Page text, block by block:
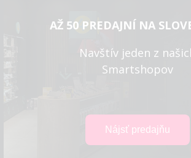
AŽ 50 PREDAJNÍ NA
Navštív jeden z
Smartshopov